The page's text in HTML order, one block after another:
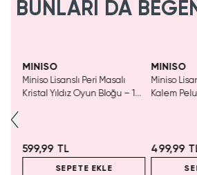
BUNLARI DA
MINISO
Miniso Lisanslı Peri Masalı
Kristal Yıldız Oyun Bloğu – 14
599,99 TL
SEPETE EKLE
MINISO
Miniso
Kalem
499,99